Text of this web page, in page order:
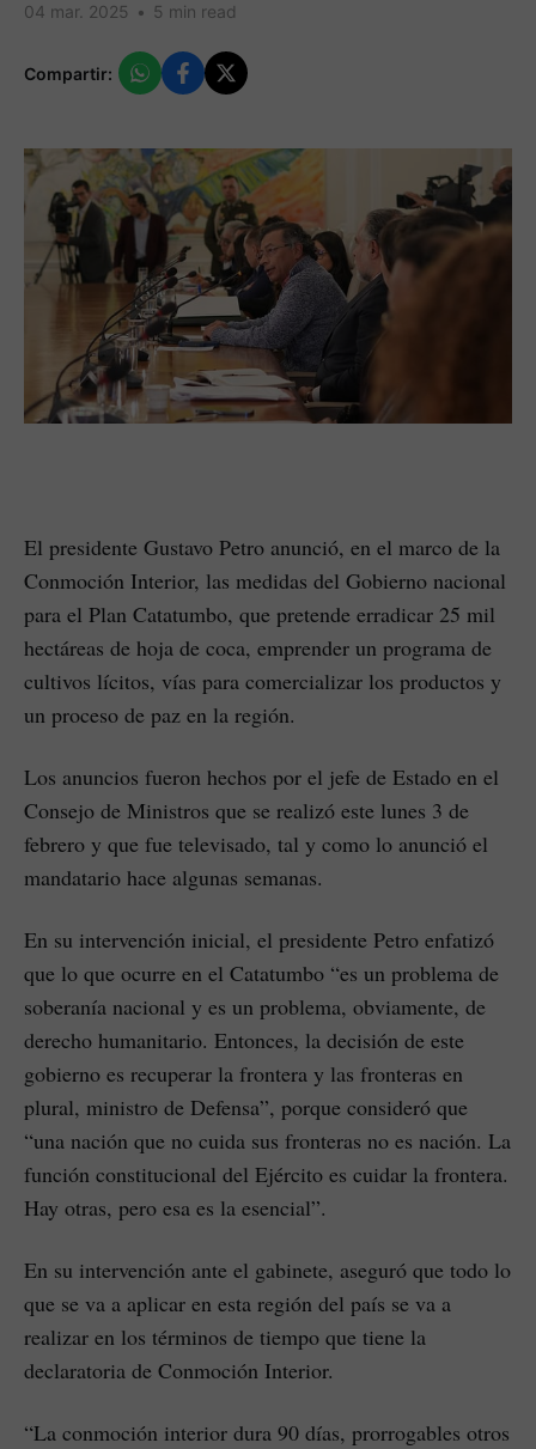
04 mar. 2025 • 5 min read
Compartir:
El presidente Gustavo Petro anunció, en el marco de la
Conmoción Interior, las medidas del Gobierno nacional
para el Plan Catatumbo, que pretende erradicar 25 mil
hectáreas de hoja de coca, emprender un programa de
cultivos lícitos, vías para comercializar los productos y
un proceso de paz en la región.
Los anuncios fueron hechos por el jefe de Estado en el
Consejo de Ministros que se realizó este lunes 3 de
febrero y que fue televisado, tal y como lo anunció el
mandatario hace algunas semanas.
En su intervención inicial, el presidente Petro enfatizó
que lo que ocurre en el Catatumbo “es un problema de
soberanía nacional y es un problema, obviamente, de
derecho humanitario. Entonces, la decisión de este
gobierno es recuperar la frontera y las fronteras en
plural, ministro de Defensa”, porque consideró que
“una nación que no cuida sus fronteras no es nación. La
función constitucional del Ejército es cuidar la frontera.
Hay otras, pero esa es la esencial”.
En su intervención ante el gabinete, aseguró que todo lo
que se va a aplicar en esta región del país se va a
realizar en los términos de tiempo que tiene la
declaratoria de Conmoción Interior.
“La conmoción interior dura 90 días, prorrogables otros